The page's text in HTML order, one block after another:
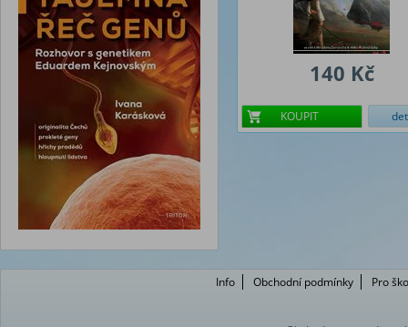
140 Kč
KOUPIT
Info Obchodní podmínky Pro